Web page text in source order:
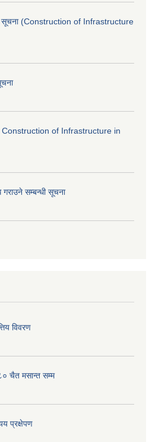
सूचना (Construction of Infrastructure
of Infrastructure in
गराउने सम्बन्धी सूचना
विवरण
चैत मसान्त सम्म
प्रक्षेपण